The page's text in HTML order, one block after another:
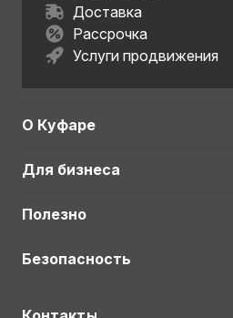
Доставка
Рассрочка
Услуги продвижения
О Куфаре
Для бизнеса
Полезно
Безопасность